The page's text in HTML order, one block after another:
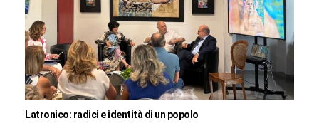
Latronico: radici e identità di un popolo